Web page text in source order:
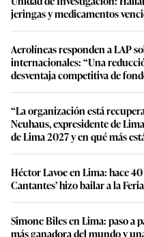
jeringas y medicamentos
Aerolíneas responden a LAP
internacionales: “Una
desventaja competitiva de
“La organización está
Neuhaus, expresidente de
de Lima 2027 y en qué más
Héctor Lavoe en Lima: hace
Cantantes’ hizo bailar a la
Simone Biles en Lima: paso a
más ganadora del mundo y